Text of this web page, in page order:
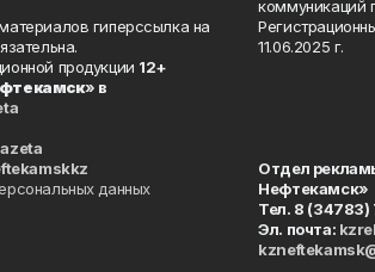
гиперссылка на
продукции 12+
» в
данных
коммуникаций
11.06.2025 г.
Отдел
Нефтекамск»
Тел. 8
Эл. почта: